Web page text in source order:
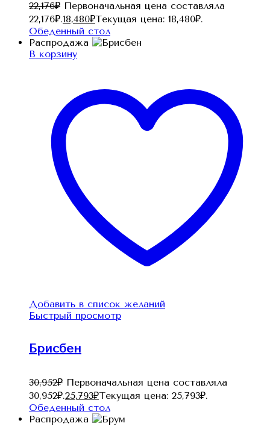
22,176₽ Первоначальная цена составляла
22,176₽.18,480₽Текущая цена: 18,480₽.
Обеденный стол
Распродажа
В корзину
Добавить в список желаний
Быстрый просмотр
Брисбен
30,952₽ Первоначальная цена составляла
30,952₽.25,793₽Текущая цена: 25,793₽.
Обеденный стол
Распродажа